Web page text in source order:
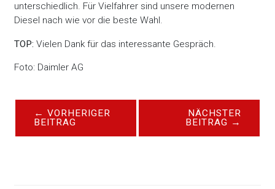
unterschiedlich. Für Vielfahrer sind unsere modernen
Diesel nach wie vor die beste Wahl.
TOP: Vielen Dank für das interessante Gespräch.
Foto: Daimler AG
← VORHERIGER
BEITRAG
NÄCHSTER
BEITRAG →